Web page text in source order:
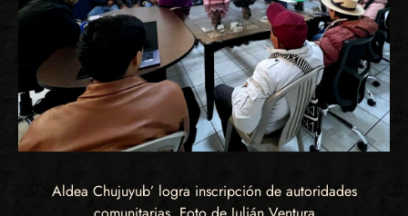
Aldea Chujuyub’ logra inscripción de autoridades